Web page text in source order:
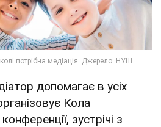
допомагає в усіх
Кола
зустрічі з